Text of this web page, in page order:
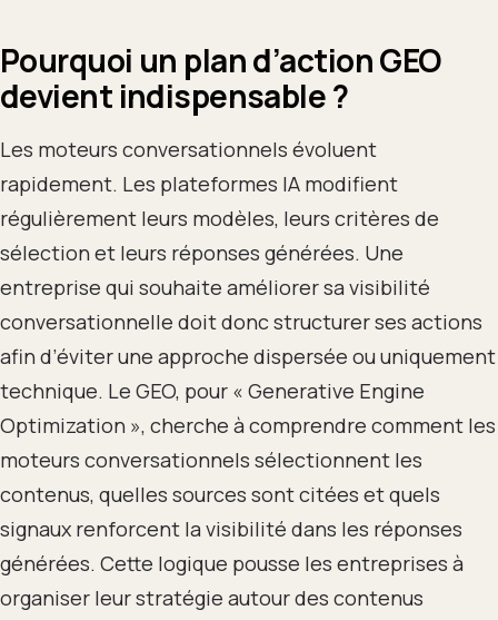
Pourquoi un plan d’action GEO
devient indispensable ?
Les moteurs conversationnels évoluent
rapidement. Les plateformes IA modifient
régulièrement leurs modèles, leurs critères de
sélection et leurs réponses générées. Une
entreprise qui souhaite améliorer sa visibilité
conversationnelle doit donc structurer ses actions
afin d’éviter une approche dispersée ou uniquement
technique. Le GEO, pour « Generative Engine
Optimization », cherche à comprendre comment les
moteurs conversationnels sélectionnent les
contenus, quelles sources sont citées et quels
signaux renforcent la visibilité dans les réponses
générées. Cette logique pousse les entreprises à
organiser leur stratégie autour des contenus